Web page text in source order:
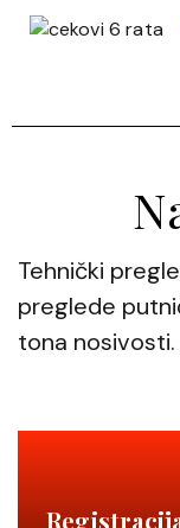
Tehnički
preglede
tona nosivosti.